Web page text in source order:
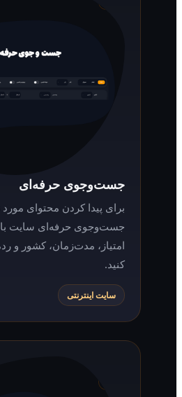
جست‌وجوی حرفه‌ای
برای پیدا کردن محتوای مورد
جست‌وجوی حرفه‌ای سایت با
امتیاز، مدت‌زمان، کشور و
کنید.
سایت اینترنتی